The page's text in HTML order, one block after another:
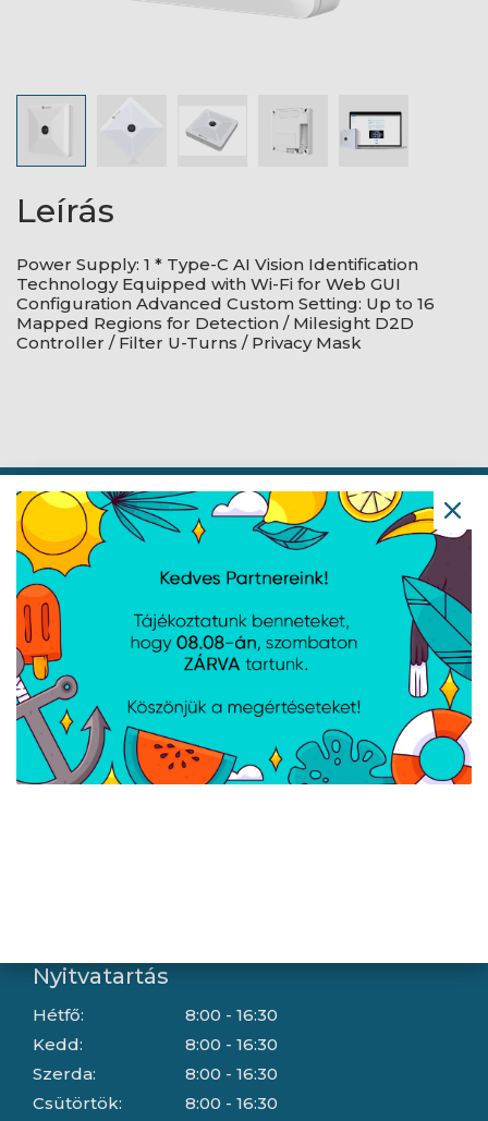
Leírás
Power Supply: 1 * Type-C AI Vision Identification
Technology Equipped with Wi-Fi for Web GUI
Configuration Advanced Custom Setting: Up to 16
Mapped Regions for Detection / Milesight D2D
Controller / Filter U-Turns / Privacy Mask
Navigáció
Hírek
Újdonságok
Kapcsolat
Letöltések
Gyártóink
Információ
Általános szerződési feltételek
Nyitvatartás
Hétfő:
Kedd:
Szerda:
Csütörtök:
8:00 - 16:30
8:00 - 16:30
8:00 - 16:30
8:00 - 16:30